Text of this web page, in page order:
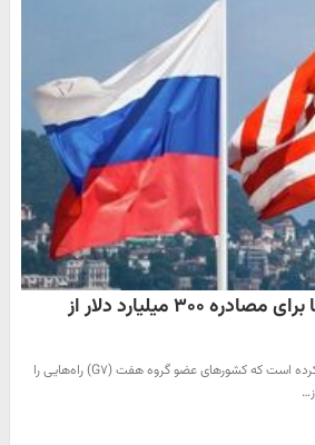
تصمیم عجیب آمریکا برای مصادره ۳۰۰ میلیارد دلار از
ایالات متحده آمریکا پیشنهاد کرده است که کشورهای عضو گروه هفت (G۷) راه‌هایی را